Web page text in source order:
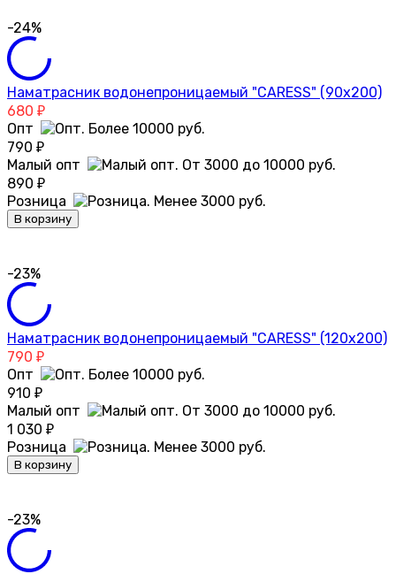
-24%
Наматрасник водонепроницаемый "CARESS" (90x200)
680 ₽
Опт
790 ₽
Малый опт
890 ₽
Розница
В корзину
-23%
Наматрасник водонепроницаемый "CARESS" (120x200)
790 ₽
Опт
910 ₽
Малый опт
1 030 ₽
Розница
В корзину
-23%